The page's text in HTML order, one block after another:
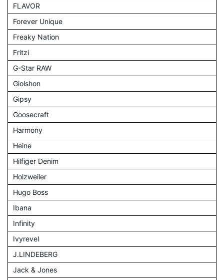
FLAVOR
Forever Unique
Freaky Nation
Fritzi
G-Star RAW
Giolshon
Gipsy
Goosecraft
Harmony
Heine
Hilfiger Denim
Holzweiler
Hugo Boss
Ibana
Infinity
Ivyrevel
J.LINDEBERG
Jack & Jones